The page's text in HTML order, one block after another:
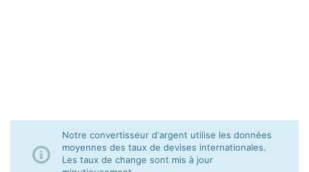
Notre convertisseur d'argent utilise les données
moyennes des taux de devises internationales.
Les taux de change sont mis à jour